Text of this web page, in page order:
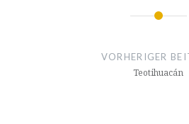
Beitragsnavigation
VORHERIGER
Teotihuacán